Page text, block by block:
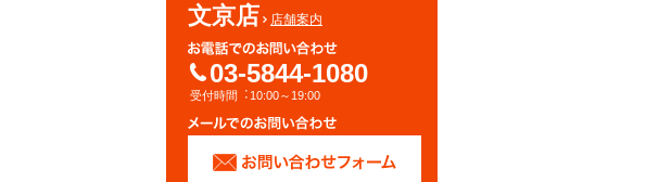
文京店 店舗案内
03-5844-1080
受付時間︓10:00～19:00